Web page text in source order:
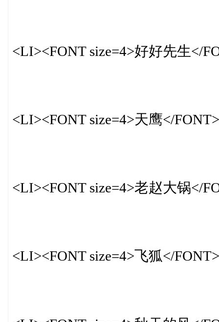
<LI><FONT size=4>好好先生</
<LI><FONT size=4>天鹰</FONT>
<LI><FONT size=4>老赵大锅</
<LI><FONT size=4>飞狐</FONT>